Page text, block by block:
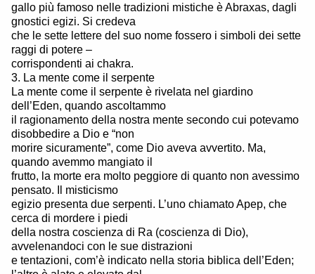
gallo più famoso nelle tradizioni mistiche è Abraxas, dagli
gnostici egizi. Si credeva
che le sette lettere del suo nome fossero i simboli dei sette
raggi di potere –
corrispondenti ai chakra.
3. La mente come il serpente
La mente come il serpente è rivelata nel giardino
dell’Eden, quando ascoltammo
il ragionamento della nostra mente secondo cui potevamo
disobbedire a Dio e “non
morire sicuramente”, come Dio aveva avvertito. Ma,
quando avemmo mangiato il
frutto, la morte era molto peggiore di quanto non avessimo
pensato. Il misticismo
egizio presenta due serpenti. L’uno chiamato Apep, che
cerca di mordere i piedi
della nostra coscienza di Ra (coscienza di Dio),
avvelenandoci con le sue distrazioni
e tentazioni, com’è indicato nella storia biblica dell’Eden;